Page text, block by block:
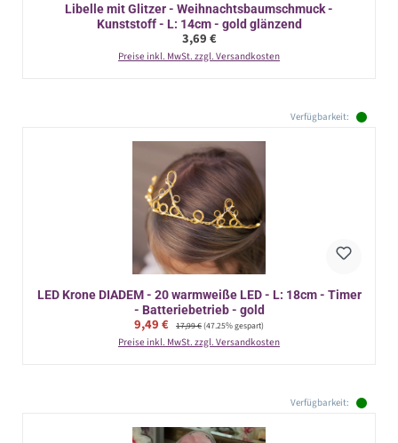
Libelle mit Glitzer - Weihnachtsbaumschmuck -
Kunststoff - L: 14cm - gold glänzend
Regulärer Preis:
3,69 €
Preise inkl. MwSt. zzgl. Versandkosten
Verfügbarkeit:
LED Krone DIADEM - 20 warmweiße LED - L: 18cm - Timer
- Batteriebetrieb - gold
Verkaufspreis:
9,49 € Regulärer Preis:
17,99 €(47.25% gespart)
Preise inkl. MwSt. zzgl. Versandkosten
Verfügbarkeit: